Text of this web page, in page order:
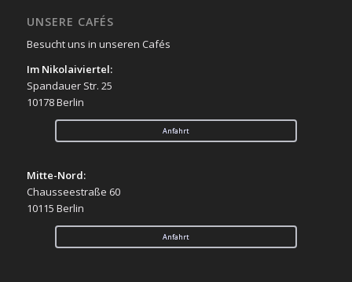
UNSERE CAFÉS
Besucht uns in unseren Cafés
Im Nikolaiviertel:
Spandauer Str. 25
10178 Berlin
Anfahrt
Mitte-Nord:
Chausseestraße 60
10115 Berlin
Anfahrt